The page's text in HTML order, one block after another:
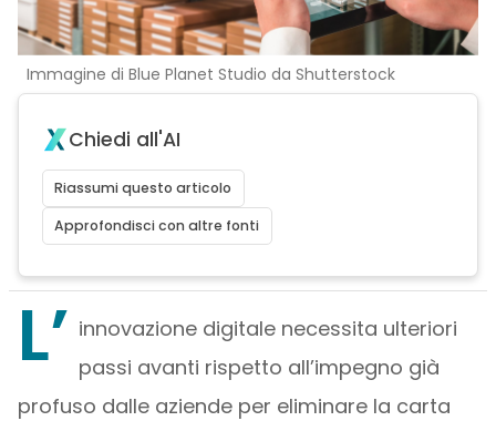
Immagine di Blue Planet Studio da Shutterstock
Chiedi all'AI
Riassumi questo articolo
Approfondisci con altre fonti
L’ innovazione digitale necessita ulteriori
passi avanti rispetto all’impegno già
profuso dalle aziende per eliminare la carta